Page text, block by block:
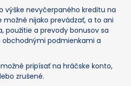
výške nevyčerpaného kreditu na
nijako prevádzať, a to ani
použitie a prevody bonusov sa
obchodnými podmienkami a
možné pripísať na hráčske konto,
zrušené.